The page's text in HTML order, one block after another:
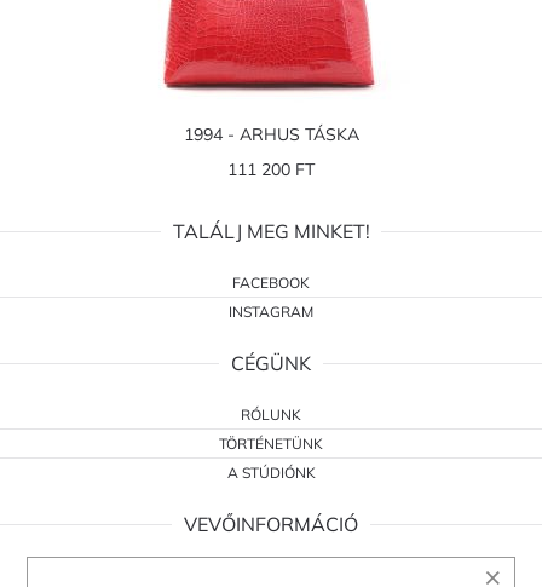
1994 - ARHUS TÁSKA
111 200 FT
TALÁLJ MEG MINKET!
FACEBOOK
INSTAGRAM
CÉGÜNK
RÓLUNK
TÖRTÉNETÜNK
A STÚDIÓNK
VEVŐINFORMÁCIÓ
×